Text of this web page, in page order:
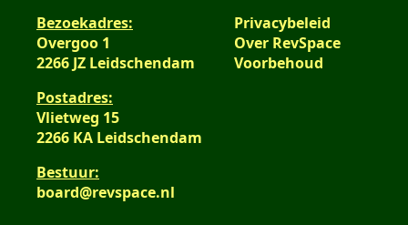
Bezoekadres:
Overgoo 1
2266 JZ Leidschendam
Postadres:
Vlietweg 15
2266 KA Leidschendam
Bestuur:
board@revspace.nl
Privacybeleid
Over RevSpace
Voorbehoud